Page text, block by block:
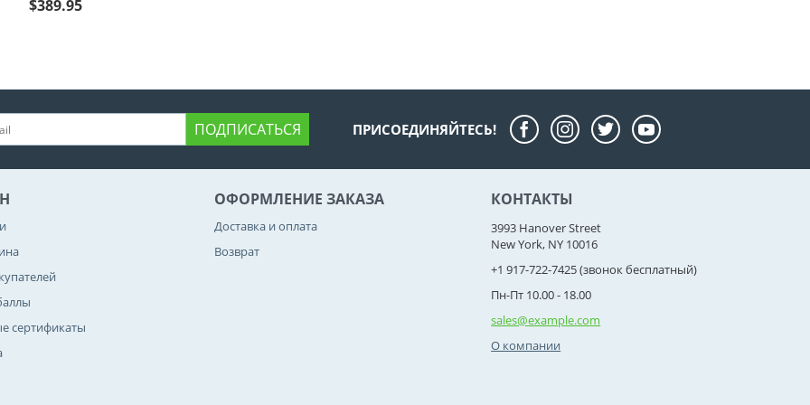
$389.95
ПОДПИСАТЬСЯ ПРИСОЕДИНЯЙТЕСЬ!
сертификаты
ОФОРМЛЕНИЕ ЗАКАЗА
Доставка и оплата
Возврат
КОНТАКТЫ
3993 Hanover Street
New York, NY 10016
+1 917-722-7425 (звонок бесплатный)
Пн-Пт 10.00 - 18.00
sales@example.com
О компании